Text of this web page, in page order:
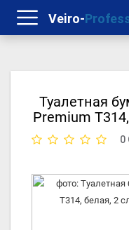
Туалетная
Premium
0